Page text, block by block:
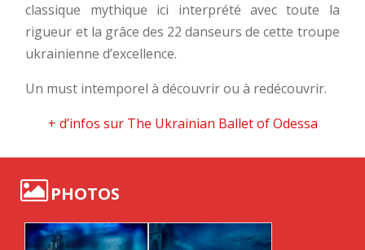
classique mythique ici interprété avec toute la
rigueur et la grâce des 22 danseurs de cette troupe
ukrainienne d’excellence.
Un must intemporel à découvrir ou à redécouvrir.
+ d’infos sur The Ukrainian Ballet of Odessa
PHOTOS